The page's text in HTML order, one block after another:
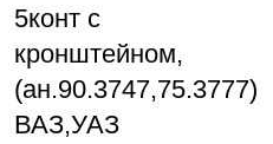
5конт с
кронштейном,
(ан.90.3747,75.3777)
ВАЗ,УАЗ